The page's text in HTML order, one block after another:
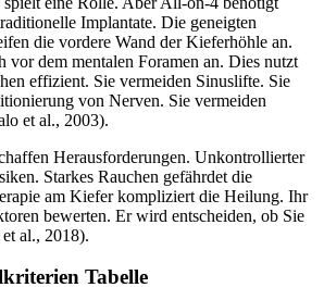
Implantate. Die geneigten
die vordere Wand der Kieferhöhle an.
vor dem mentalen Foramen an. Dies nutzt
effizient. Sie vermeiden Sinuslifte. Sie
von Nerven. Sie vermeiden
et al., 2003).
Herausforderungen. Unkontrollierter
Starkes Rauchen gefährdet die
am Kiefer kompliziert die Heilung. Ihr
bewerten. Er wird entscheiden, ob Sie
al., 2018).
Tabelle